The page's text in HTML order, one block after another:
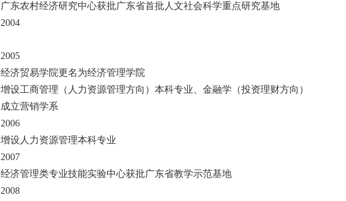
广东农村经济研究中心获批广东省首批人文社会科学重点研究基地
2004
2005
经济贸易学院更名为经济管理学院
增设工商管理（人力资源管理方向）本科专业、金融学（投资理财方向）
成立营销学系
2006
增设人力资源管理本科专业
2007
经济管理类专业技能实验中心获批广东省教学示范基地
2008